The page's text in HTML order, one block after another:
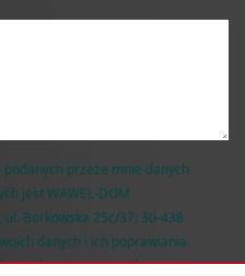
przeze mnie danych
jest WAWEL-DOM
ul. Borkowska 25c/37, 30-438
danych i ich poprawiania.
zbierane są w celu